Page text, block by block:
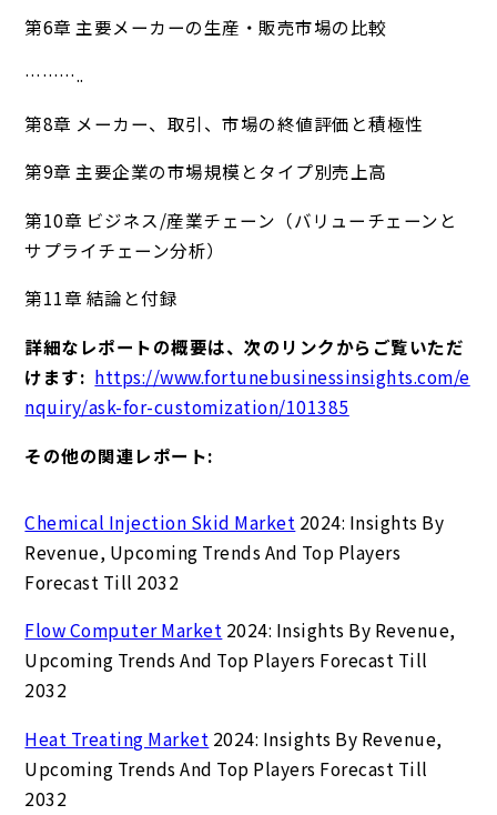
第6章 主要メーカーの生産・販売市場の比較
………..
第8章 メーカー、取引、市場の終値評価と積極性
第9章 主要企業の市場規模とタイプ別売上高
第10章 ビジネス/産業チェーン（バリューチェーンと
サプライチェーン分析）
第11章 結論と付録
詳細なレポートの概要は、次のリンクからご覧いただ
けます: https://www.fortunebusinessinsights.com/e
nquiry/ask-for-customization/101385
その他の関連レポート:
Chemical Injection Skid Market 2024: Insights By
Revenue, Upcoming Trends And Top Players
Forecast Till 2032
Flow Computer Market 2024: Insights By Revenue,
Upcoming Trends And Top Players Forecast Till
2032
Heat Treating Market 2024: Insights By Revenue,
Upcoming Trends And Top Players Forecast Till
2032